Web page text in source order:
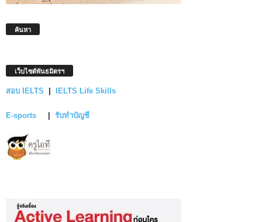
ค้นหา
เว็บไซต์พันธมิตรฯ
สอบ IELTS IELTS Life Skills
E-sports รับทำบัญชี